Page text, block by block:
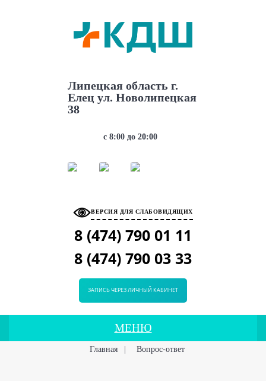
Липецкая область г.
Елец ул. Новолипецкая
38
с 8:00 до 20:00
ВЕРСИЯ ДЛЯ СЛАБОВИДЯЩИХ
8 (474) 790 01 11
8 (474) 790 03 33
ЗАПИСЬ ЧЕРЕЗ ЛИЧНЫЙ КАБИНЕТ
МЕНЮ
Главная Вопрос-ответ